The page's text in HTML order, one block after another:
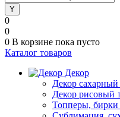
0
0
0 В корзине пока пусто
Каталог товаров
Декор
Декор сахарный
Декор рисовый
Топперы, бирки